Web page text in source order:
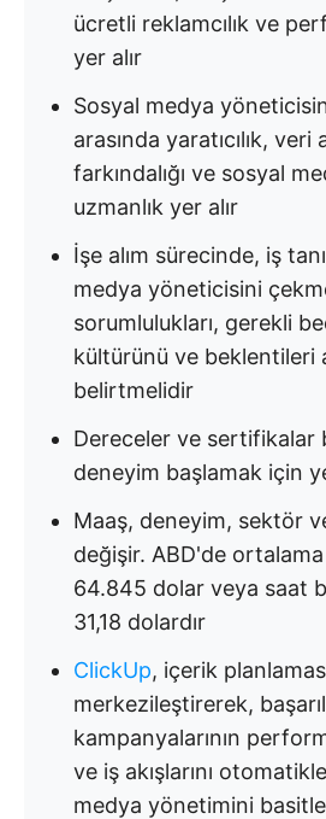
ücretli reklamcılık ve
yer alır
Sosyal medya
arasında yaratıcılık,
farkındalığı ve sosyal
uzmanlık yer alır
İşe alım sürecinde, iş
medya yöneticisini
sorumlulukları, gerekli
kültürünü ve beklentileri
belirtmelidir
Dereceler ve sertifikalar
deneyim başlamak için
Maaş, deneyim, sektör
değişir. ABD'de ortalama
64.845 dolar veya saat
31,18 dolardır
ClickUp, içerik
merkezileştirerek,
kampanyalarının
ve iş akışlarını
medya yönetimini